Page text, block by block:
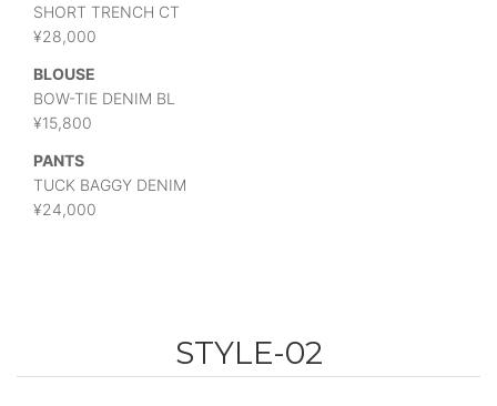
SHORT TRENCH CT
¥28,000
BLOUSE
BOW-TIE DENIM BL
¥15,800
PANTS
TUCK BAGGY DENIM
¥24,000
STYLE-02